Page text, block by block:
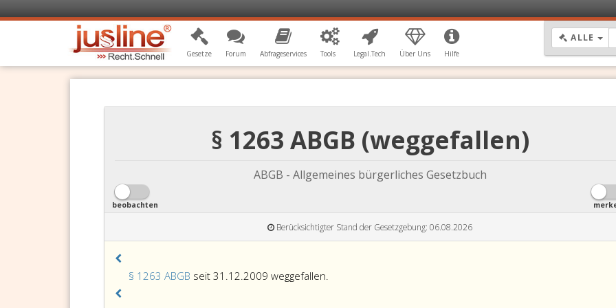
Gesetze Forum Abfrageservices Tools Legal.Tech Über Uns Hilfe
ALLE
§ 1263 ABGB (weggefallen)
ABGB - Allgemeines bürgerliches Gesetzbuch
beobachten
Berücksichtigter Stand der Gesetzgebung: 06.08.2026
§ 1263 ABGB seit 31.12.2009 weggefallen.